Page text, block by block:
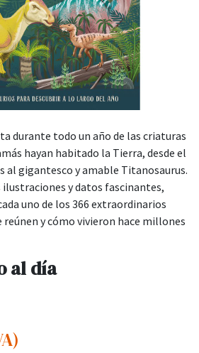
durante todo un año de las criaturas
hayan habitado la Tierra, desde el
al gigantesco y amable Titanosaurus.
y datos fascinantes,
uno de los 366 extraordinarios
reúnen y cómo vivieron hace millones
al día